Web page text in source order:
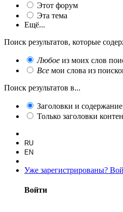
Этот форум
Эта тема
Ещё...
Поиск результатов, которые
Любое из моих слов
Все мои слова из
Поиск результатов в...
Заголовки и содержание
Только заголовки
RU
EN
Уже зарегистрированы?
Войти